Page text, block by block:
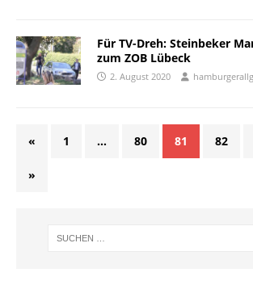
Für TV-Dreh: Steinbeker
zum ZOB Lübeck
2. August 2020
« 1 … 80 81 82
»